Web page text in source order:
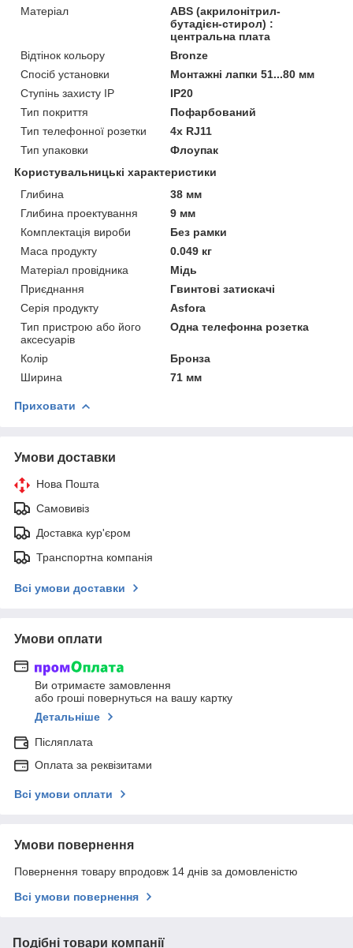
Матеріал
ABS (акрилонітрил-
бутадієн-стирол) :
центральна плата
Відтінок кольору
Bronze
Спосіб установки
Монтажні лапки 51...80 мм
Ступінь захисту IP
IP20
Тип покриття
Пофарбований
Тип телефонної розетки
4x RJ11
Тип упаковки
Флоупак
Користувальницькі характеристики
Глибина
38 мм
Глибина проектування
9 мм
Комплектація вироби
Без рамки
Маса продукту
0.049 кг
Матеріал провідника
Мідь
Приєднання
Гвинтові затискачі
Серія продукту
Asfora
Тип пристрою або його
аксесуарів
Одна телефонна розетка
Колір
Бронза
Ширина
71 мм
Приховати
Умови доставки
Нова Пошта
Самовивіз
Доставка кур'єром
Транспортна компанія
Всі умови доставки
Умови оплати
Ви отримаєте замовлення
або гроші повернуться на вашу картку
Детальніше
Післяплата
Оплата за реквізитами
Всі умови оплати
Умови повернення
Повернення товару впродовж 14 днів за домовленістю
Всі умови повернення
Подібні товари компанії